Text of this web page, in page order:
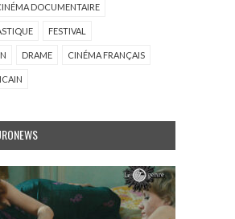
DOCUMENTAIRE
FESTIVAL
DRAME CINÉMA FRANÇAIS